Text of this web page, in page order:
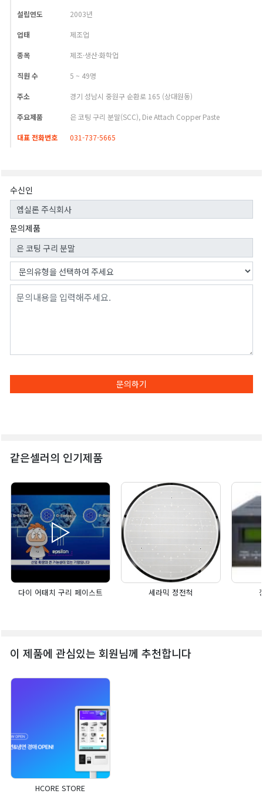
설립연도 2003년
업태 제조업
종목 제조·생산·화학업
직원 수 5 ~ 49명
주소 경기 성남시 중원구 순환로 165 (상대원동)
주요제품 은 코팅 구리 분말(SCC), Die Attach Copper Paste
대표 전화번호 031-737-5665
수신인
문의제품
문의하기
같은셀러의 인기제품
다이 어태치 구리 페이스트 세라믹 정전척
이 제품에 관심있는 회원님께 추천합니다
HCORE STORE